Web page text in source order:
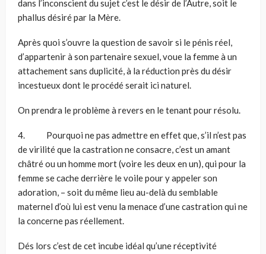
dans l’inconscient du sujet c’est le désir de l’Autre, soit le
phallus désiré par la Mère.
Après quoi s’ouvre la question de savoir si le pénis réel,
d’appartenir à son partenaire sexuel, voue la femme à un
attachement sans duplicité, à la réduction près du désir
incestueux dont le procédé serait ici naturel.
On prendra le problème à revers en le tenant pour résolu.
4. Pourquoi ne pas admettre en effet que, s’il n’est pas
de virilité que la castration ne consacre, c’est un amant
châtré ou un homme mort (voire les deux en un), qui pour la
femme se cache derrière le voile pour y appeler son
adoration, – soit du même lieu au-delà du semblable
maternel d’où lui est venu la menace d’une castration qui ne
la concerne pas réellement.
Dés lors c’est de cet incube idéal qu’une réceptivité